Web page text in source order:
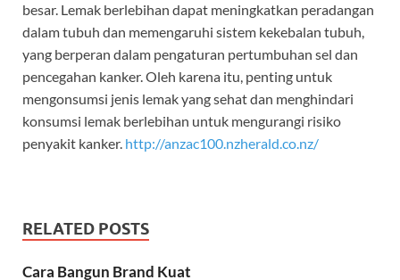
besar. Lemak berlebihan dapat meningkatkan peradangan
dalam tubuh dan memengaruhi sistem kekebalan tubuh,
yang berperan dalam pengaturan pertumbuhan sel dan
pencegahan kanker. Oleh karena itu, penting untuk
mengonsumsi jenis lemak yang sehat dan menghindari
konsumsi lemak berlebihan untuk mengurangi risiko
penyakit kanker. http://anzac100.nzherald.co.nz/
RELATED POSTS
Cara Bangun Brand Kuat